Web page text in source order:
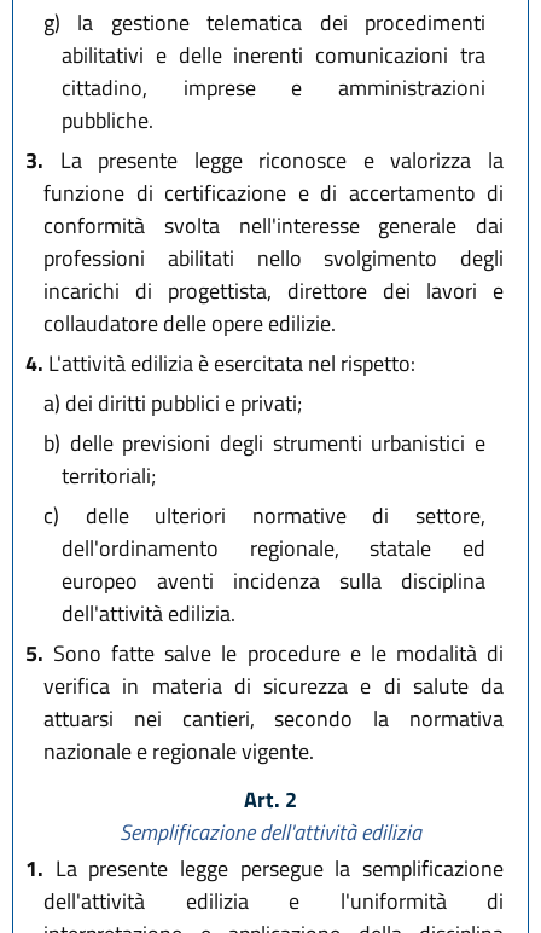
g) la gestione telematica dei procedimenti
abilitativi e delle inerenti comunicazioni tra
cittadino, imprese e amministrazioni
pubbliche.
3. La presente legge riconosce e valorizza la
funzione di certificazione e di accertamento di
conformità svolta nell'interesse generale dai
professioni abilitati nello svolgimento degli
incarichi di progettista, direttore dei lavori e
collaudatore delle opere edilizie.
4. L'attività edilizia è esercitata nel rispetto:
a) dei diritti pubblici e privati;
b) delle previsioni degli strumenti urbanistici e
territoriali;
c) delle ulteriori normative di settore,
dell'ordinamento regionale, statale ed
europeo aventi incidenza sulla disciplina
dell'attività edilizia.
5. Sono fatte salve le procedure e le modalità di
verifica in materia di sicurezza e di salute da
attuarsi nei cantieri, secondo la normativa
nazionale e regionale vigente.
Art. 2
Semplificazione dell'attività edilizia
1. La presente legge persegue la semplificazione
dell'attività edilizia e l'uniformità di